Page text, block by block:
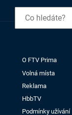
O FTV Prima
Volná místa
Reklama
HbbTV
Podmínky užívání